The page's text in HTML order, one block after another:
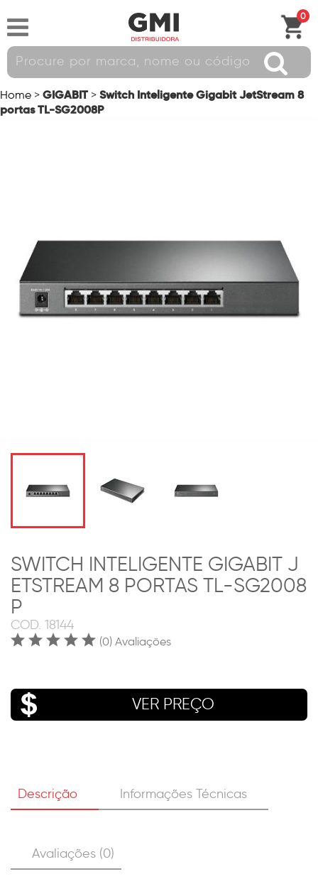
0
Home > GIGABIT > Switch Inteligente Gigabit JetStream 8
portas TL-SG2008P
SWITCH INTELIGENTE GIGABIT J
ETSTREAM 8 PORTAS TL-SG2008
P
COD. 18144
(0) Avaliações
VER PREÇO
Descrição Informações Técnicas
Avaliações (0)